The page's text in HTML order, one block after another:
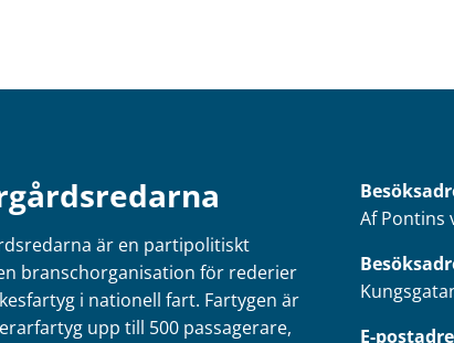
är en partipolitiskt
branschorganisation för rederier
i nationell fart. Fartygen är
upp till 500 passagerare,
Af Pontins
E-